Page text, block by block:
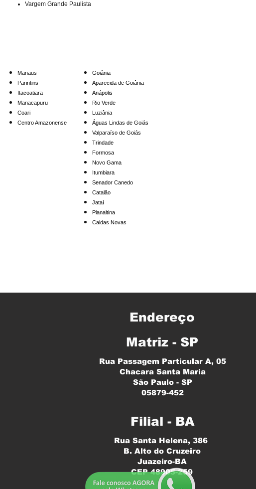
Vargem Grande Paulista
Manaus
Parintins
Itacoatiara
Manacapuru
Coari
Centro Amazonense
Goiânia
Aparecida de Goiânia
Anápolis
Rio Verde
Luziânia
Águas Lindas de Goiás
Valparaíso de Goiás
Trindade
Formosa
Novo Gama
Itumbiara
Senador Canedo
Catalão
Jataí
Planaltina
Caldas Novas
Endereço
Matriz - SP
Rua Passagem Particular A, 05
Chacara Santa Maria
São Paulo - SP
05879-452
Filial - BA
Rua Santa Helena, 386
B. Alto do Cruzeiro
Juazeiro-BA
CEP 48905-259